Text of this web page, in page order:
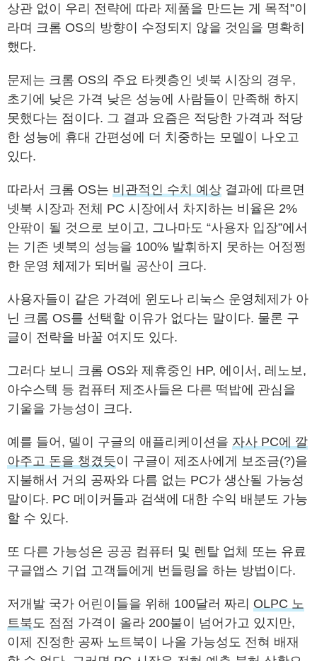
상관 없이 우리 전략에 따라 제품을 만드는 게 목적”이
라며 크롬 OS의 방향이 수정되지 않을 것임을 명확히
했다.
문제는 크롬 OS의 주요 타켓층인 넷북 시장의 경우,
초기에 낮은 가격 낮은 성능에 사람들이 만족해 하지
못했다는 점이다. 그 결과 요즘은 적당한 가격과 적당
한 성능에 휴대 간편성에 더 치중하는 모델이 나오고
있다.
따라서 크롬 OS는 비관적인 수치 예상 결과에 따르면
넷북 시장과 전체 PC 시장에서 차지하는 비율은 2%
안팎이 될 것으로 보이고, 그나마도 “사용자 입장”에서
는 기존 넷북의 성능을 100% 발휘하지 못하는 어정쩡
한 운영 체제가 되버릴 공산이 크다.
사용자들이 같은 가격에 윈도나 리눅스 운영체제가 아
닌 크롬 OS를 선택할 이유가 없다는 말이다. 물론 구
글이 전략을 바꿀 여지도 있다.
그러다 보니 크롬 OS와 제휴중인 HP, 에이서, 레노보,
아수스텍 등 컴퓨터 제조사들은 다른 떡밥에 관심을
기울을 가능성이 크다.
예를 들어, 델이 구글의 애플리케이션을 자사 PC에 깔
아주고 돈을 챙겼듯이 구글이 제조사에게 보조금(?)을
지불해서 거의 공짜와 다름 없는 PC가 생산될 가능성
말이다. PC 메이커들과 검색에 대한 수익 배분도 가능
할 수 있다.
또 다른 가능성은 공공 컴퓨터 및 렌탈 업체 또는 유료
구글앱스 기업 고객들에게 번들링을 하는 방법이다.
저개발 국가 어린이들을 위해 100달러 짜리 OLPC 노
트북 도 점점 가격이 올라 200불이 넘어가고 있지만,
이제 진정한 공짜 노트북이 나올 가능성도 전혀 배재